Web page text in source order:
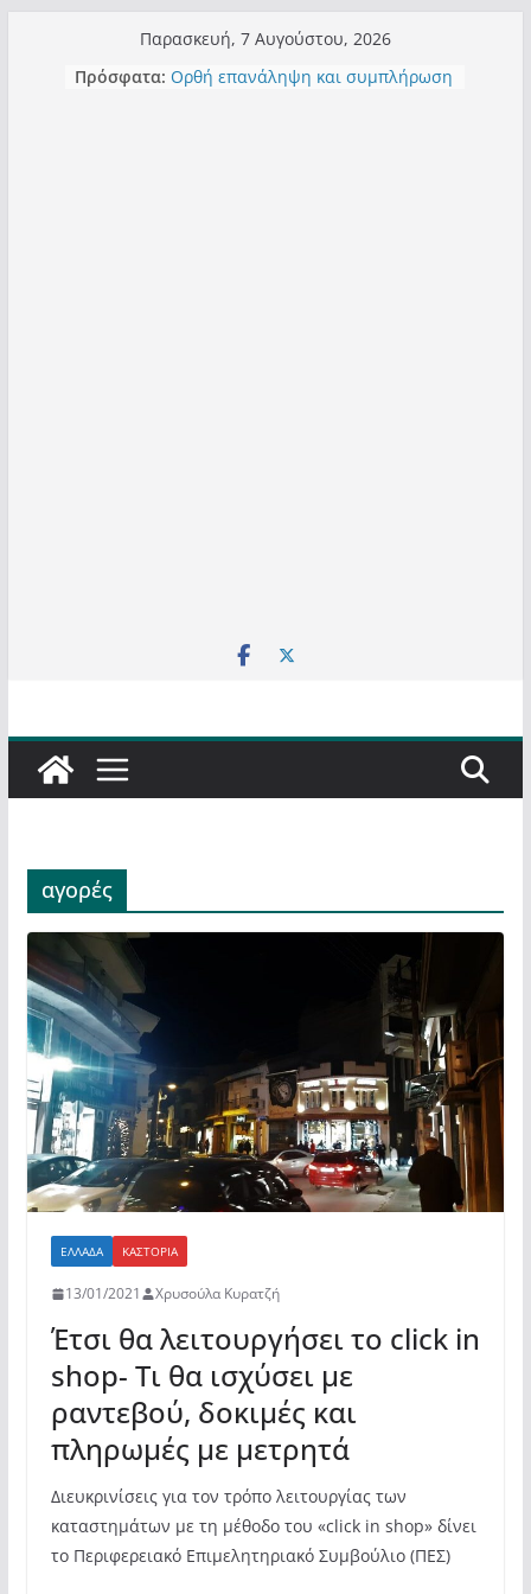
περιεχόμενο
Παρασκευή, 7 Αυγούστου, 2026
Πρόσφατα: Ορθή επανάληψη και συμπλήρωση
αγορές
ΕΛΛΆΔΑ ΚΑΣΤΟΡΙΆ
13/01/2021 Χρυσούλα Κυρατζή
Έτσι θα λειτουργήσει το click in
shop- Τι θα ισχύσει με
ραντεβού, δοκιμές και
πληρωμές με μετρητά
Διευκρινίσεις για τον τρόπο λειτουργίας των
καταστημάτων με τη μέθοδο του «click in shop» δίνει
το Περιφερειακό Επιμελητηριακό Συμβούλιο (ΠΕΣ)